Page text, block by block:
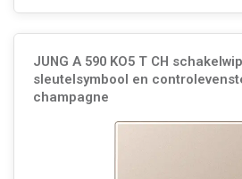
JUNG A 590 KO5 T CH
sleutelsymbool en
champagne